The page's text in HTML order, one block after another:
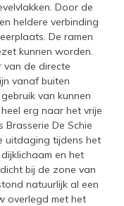
Door de
heldere verbinding
De ramen
kunnen worden.
van de directe
vanaf buiten
van kunnen
erg naar het vrije
De Schie
uitdaging tijdens het
en het
bij de zone van
natuurlijk al een
overlegd met het